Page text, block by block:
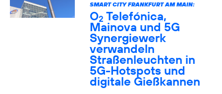
SMART CITY FRANKFURT AM MAIN:
O2 Telefónica,
Mainova und 5G
Synergiewerk
verwandeln
Straßenleuchten in
5G-Hotspots und
digitale Gießkannen